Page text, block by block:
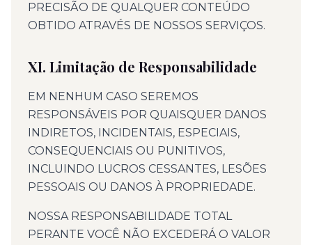
PRECISÃO DE QUALQUER CONTEÚDO
OBTIDO ATRAVÉS DE NOSSOS SERVIÇOS.
XI. Limitação de Responsabilidade
EM NENHUM CASO SEREMOS
RESPONSÁVEIS POR QUAISQUER DANOS
INDIRETOS, INCIDENTAIS, ESPECIAIS,
CONSEQUENCIAIS OU PUNITIVOS,
INCLUINDO LUCROS CESSANTES, LESÕES
PESSOAIS OU DANOS À PROPRIEDADE.
NOSSA RESPONSABILIDADE TOTAL
PERANTE VOCÊ NÃO EXCEDERÁ O VALOR